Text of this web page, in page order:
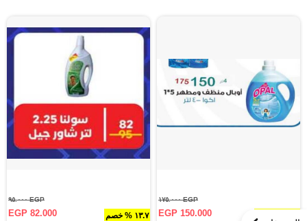
EGP ١٧٥.٠٠٠
EGP 150.000 ١٣.٧ % خصم
EGP ٩٥.٠٠٠
EGP 82.000